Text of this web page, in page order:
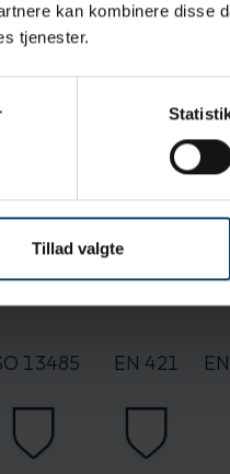
kan kombinere disse
tjenester.
Tillad valgte
13485 EN 421